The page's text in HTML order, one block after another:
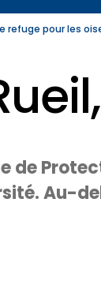
refuge pour les
de
Au-